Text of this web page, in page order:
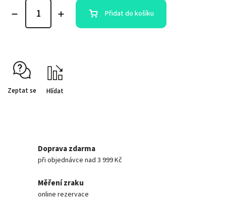
Přidat do košíku
Zeptat se Hlídat
Doprava zdarma
při objednávce nad 3 999 Kč
Měření zraku
online rezervace